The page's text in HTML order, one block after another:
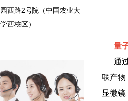
量子
通过
联产物
显微
园西路2号院（中国农业大
学西校区）